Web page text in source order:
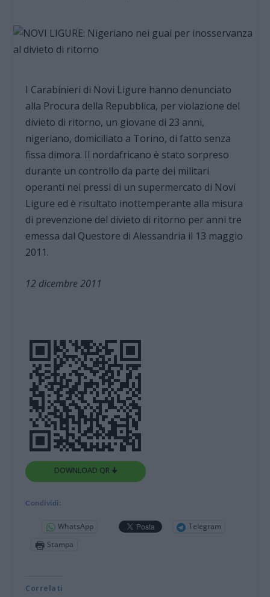
I Carabinieri di Novi Ligure hanno denunciato
alla Procura della Repubblica, per violazione del
divieto di ritorno, un giovane di 23 anni,
nigeriano, domiciliato a Torino, di fatto senza
fissa dimora. Il nordafricano è stato sorpreso
durante un controllo da parte dei militari
operanti nei pressi di un supermercato di Novi
Ligure ed è risultato inottemperante alla misura
di prevenzione del divieto di ritorno per anni tre
emessa dal Questore di Alessandria il 13 maggio
2011.
12 dicembre 2011
DOWNLOAD QR 🠋
Condividi:
WhatsApp
Telegram
Stampa
Correlati